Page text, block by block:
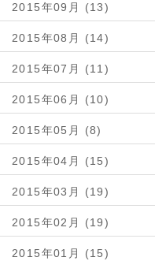
2015年09月 (13)
2015年08月 (14)
2015年07月 (11)
2015年06月 (10)
2015年05月 (8)
2015年04月 (15)
2015年03月 (19)
2015年02月 (19)
2015年01月 (15)